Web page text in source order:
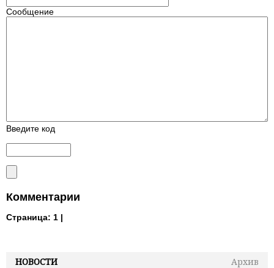
НОВОСТИ
Архив
Сообщение
Введите код
Комментарии
Страница: 1 |